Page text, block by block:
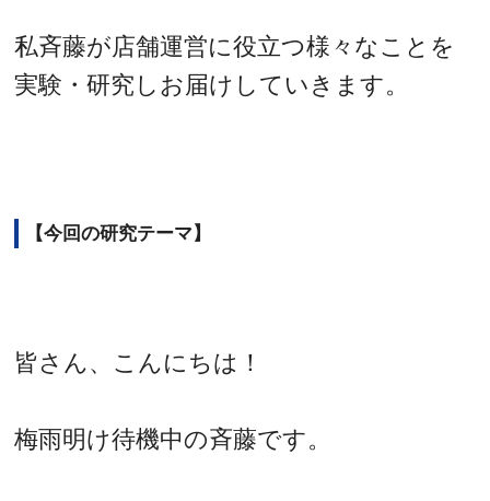
私斉藤が店舗運営に役立つ様々なことを
実験・研究しお届けしていきます。
【今回の研究テーマ】
皆さん、こんにちは！
梅雨明け待機中の斉藤です。